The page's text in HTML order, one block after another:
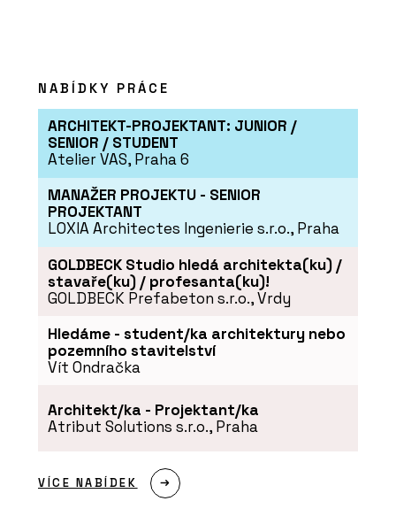
NABÍDKY PRÁCE
ARCHITEKT-PROJEKTANT: JUNIOR /
SENIOR / STUDENT
Atelier VAS, Praha 6
MANAŽER PROJEKTU - SENIOR
PROJEKTANT
LOXIA Architectes Ingenierie s.r.o., Praha
GOLDBECK Studio hledá architekta(ku) /
stavaře(ku) / profesanta(ku)!
GOLDBECK Prefabeton s.r.o., Vrdy
Hledáme - student/ka architektury nebo
pozemního stavitelství
Vít Ondračka
Architekt/ka - Projektant/ka
Atribut Solutions s.r.o., Praha
VÍCE NABÍDEK